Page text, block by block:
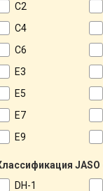
C2
C4
C6
E3
E5
E7
E9
JASO
DH-1